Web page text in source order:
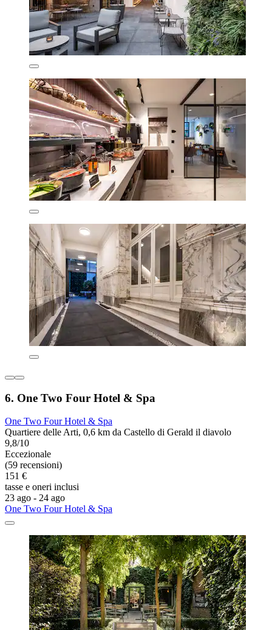
6. One Two Four Hotel & Spa
One Two Four Hotel & Spa
Quartiere delle Arti, 0,6 km da Castello di Gerald il diavolo
9,8/10
Eccezionale
(59 recensioni)
151 €
tasse e oneri inclusi
23 ago - 24 ago
One Two Four Hotel & Spa